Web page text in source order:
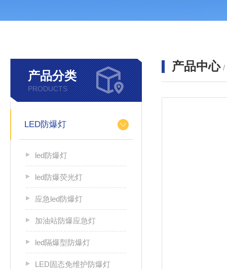
产品分类
PRODUCTS
LED防爆灯
led防爆灯
led防爆荧光灯
应急led防爆灯
加油站防爆应急灯
led隔爆型防爆灯
LED固态免维护防爆灯
产品中心 /